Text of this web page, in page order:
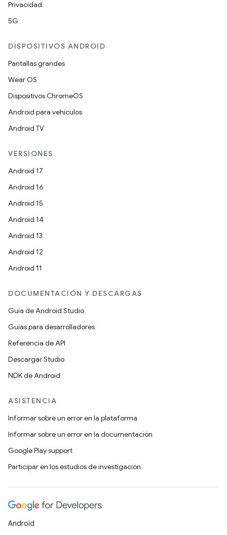
Privacidad
5G
DISPOSITIVOS ANDROID
Pantallas grandes
Wear OS
Dispositivos ChromeOS
Android para vehículos
Android TV
VERSIONES
Android 17
Android 16
Android 15
Android 14
Android 13
Android 12
Android 11
DOCUMENTACIÓN Y DESCARGAS
Guía de Android Studio
Guías para desarrolladores
Referencia de API
Descargar Studio
NDK de Android
ASISTENCIA
Informar sobre un error en la plataforma
Informar sobre un error en la documentación
Google Play support
Participar en los estudios de investigación
Android